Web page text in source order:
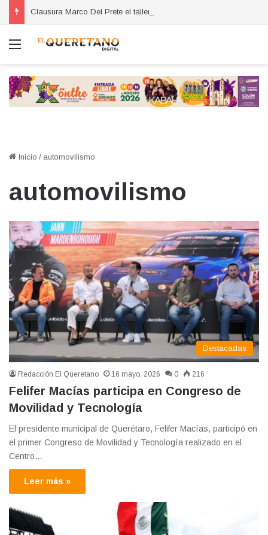
Menú
Inicio / automovilismo
automovilismo
Destacadas
Redacción El Queretano 16 mayo, 2026 0 216
Felifer Macías participa en Congreso de
Movilidad y Tecnología
El presidente municipal de Querétaro, Felifer Macías, participó en
el primer Congreso de Movilidad y Tecnología realizado en el
Centro…
Leer más »